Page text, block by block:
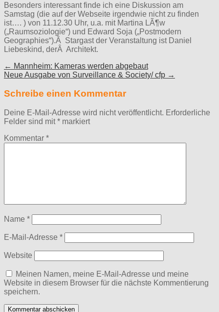
Besonders interessant finde ich eine Diskussion am
Samstag (die auf der Webseite irgendwie nicht zu finden
ist…. ) von 11.12.30 Uhr, u.a. mit Martina LÃ¶w
(„Raumsoziologie“) und Edward Soja („Postmodern
Geographies“).Â Stargast der Veranstaltung ist Daniel
Liebeskind, derÂ Architekt.
Post
navigation
← Mannheim: Kameras werden abgebaut
Neue Ausgabe von Surveillance & Society/ cfp →
Schreibe einen Kommentar
Deine E-Mail-Adresse wird nicht veröffentlicht. Erforderliche
Felder sind mit* markiert
Kommentar *
Name *
E-Mail-Adresse *
Website
Meinen Namen, meine E-Mail-Adresse und meine
Website in diesem Browser für die nächste Kommentierung
speichern.